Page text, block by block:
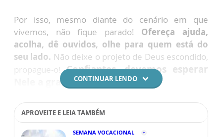
Por isso, mesmo diante do cenário em que
vivemos, não fique parado! Ofereça ajuda,
acolha, dê ouvidos, olhe para quem está do
seu lado. Não deixe o projeto de Deus escondido,
propague-o!Confiantes, devemos esperar
Nele a graça de dias melhores.
CONTINUAR LENDO
APROVEITE E LEIA TAMBÉM
SEMANA VOCACIONAL